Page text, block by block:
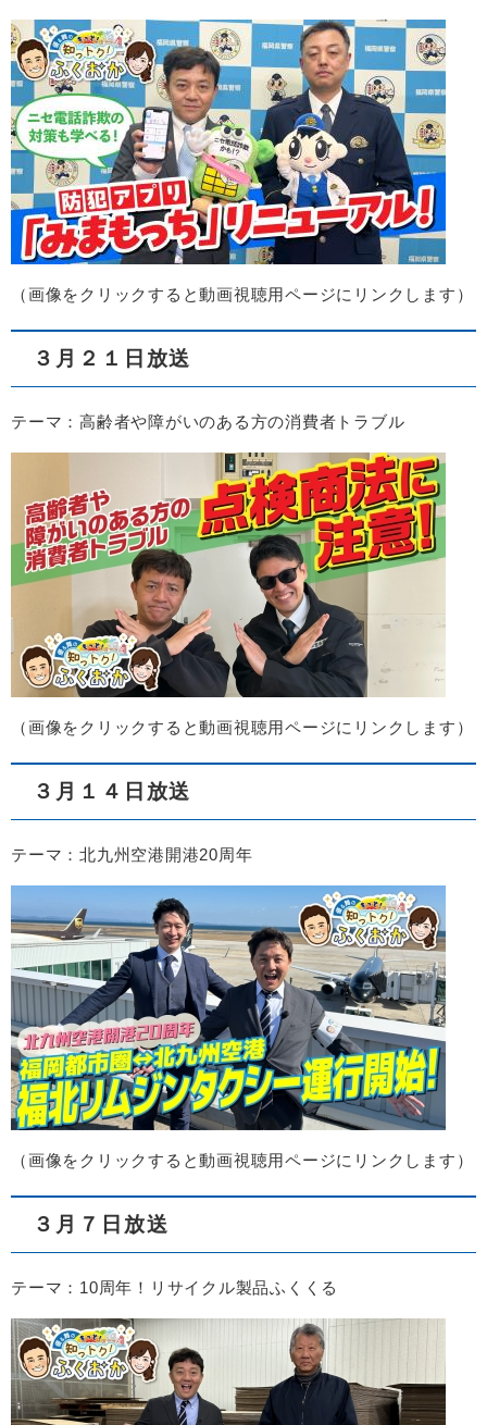
（画像をクリックすると動画視聴用ページにリンクします）
３月２１日放送
テーマ：高齢者や障がいのある方の消費者トラブル
（画像をクリックすると動画視聴用ページにリンクします）
３月１４日放送
テーマ：北九州空港開港20周年
（画像をクリックすると動画視聴用ページにリンクします）
３月７日放送
テーマ：10周年！リサイクル製品ふくくる